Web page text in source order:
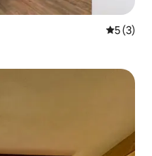
5 de
5 (3)